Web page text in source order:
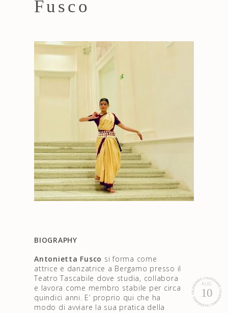
Fusco
BIOGRAPHY
Antonietta Fusco si forma come
attrice e danzatrice a Bergamo presso il
Teatro Tascabile dove studia, collabora
e lavora come membro stabile per circa
quindici anni. E’ proprio qui che ha
modo di avviare la sua pratica della
AUG
10